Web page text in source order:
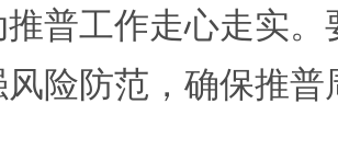
普工作走心走实
险防范，确保推